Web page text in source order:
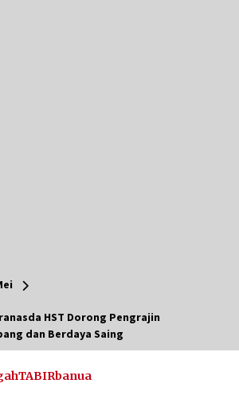
Boyong Trofi Juara Pertama Lomba
Kalsel
SDM Lokal, BIS Group Luncurkan
Pelatihan Operator Alat Berat GTO
6, 2026
HST Dorong Pengrajin
dan Berdaya Saing
TABIRbanua